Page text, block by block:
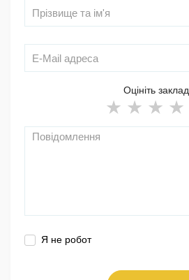
Оцініть заклад
Я не робот